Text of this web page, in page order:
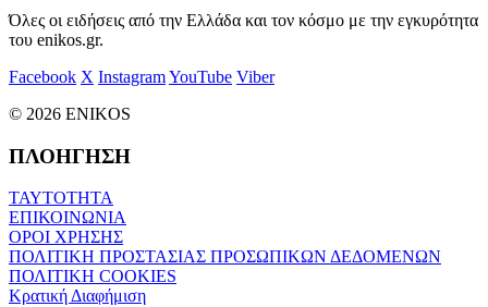
Όλες οι ειδήσεις από την Ελλάδα και τον κόσμο με την εγκυρότητα
του enikos.gr.
Facebook X InstagramYouTube Viber
© 2026 ENIKOS
ΠΛΟΗΓΗΣΗ
ΤΑΥΤΟΤΗΤΑ
ΕΠΙΚΟΙΝΩΝΙΑ
ΟΡΟΙ ΧΡΗΣΗΣ
ΠΟΛΙΤΙΚΗ ΠΡΟΣΤΑΣΙΑΣ ΠΡΟΣΩΠΙΚΩΝ ΔΕΔΟΜΕΝΩΝ
ΠΟΛΙΤΙΚΗ COOKIES
Κρατική Διαφήμιση